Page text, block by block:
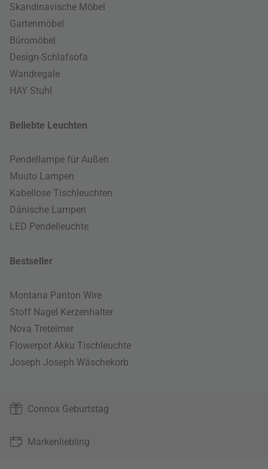
Skandinavische Möbel
Gartenmöbel
Büromöbel
Design-Schlafsofa
Wandregale
HAY Stuhl
Beliebte Leuchten
Pendellampe für Außen
Muuto Lampen
Kabellose Tischleuchten
Dänische Lampen
LED Pendelleuchte
Bestseller
Montana Panton Wire
Stoff Nagel Kerzenhalter
Nova Treteimer
Flowerpot Akku Tischleuchte
Joseph Joseph Wäschekorb
Connox Geburtstag
Markenliebling